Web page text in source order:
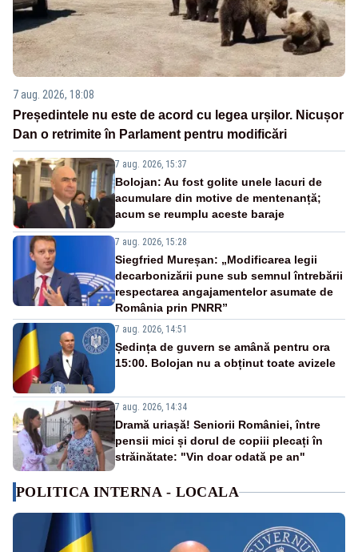
7 aug. 2026, 18:08
Președintele nu este de acord cu legea urșilor. Nicușor
Dan o retrimite în Parlament pentru modificări
7 aug. 2026, 15:37
Bolojan: Au fost golite unele lacuri de
acumulare din motive de mentenanță;
acum se reumplu aceste baraje
7 aug. 2026, 15:28
Siegfried Mureșan: „Modificarea legii
decarbonizării pune sub semnul întrebării
respectarea angajamentelor asumate de
România prin PNRR”
7 aug. 2026, 14:51
Ședința de guvern se amână pentru ora
15:00. Bolojan nu a obținut toate avizele
7 aug. 2026, 14:34
Dramă uriașă! Seniorii României, între
pensii mici și dorul de copiii plecați în
străinătate: "Vin doar odată pe an"
POLITICA INTERNA - LOCALA